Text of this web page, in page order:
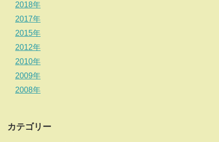
2018年
2017年
2015年
2012年
2010年
2009年
2008年
カテゴリー